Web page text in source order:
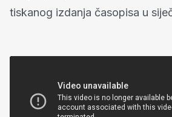
tiskanog izdanja časopisa u